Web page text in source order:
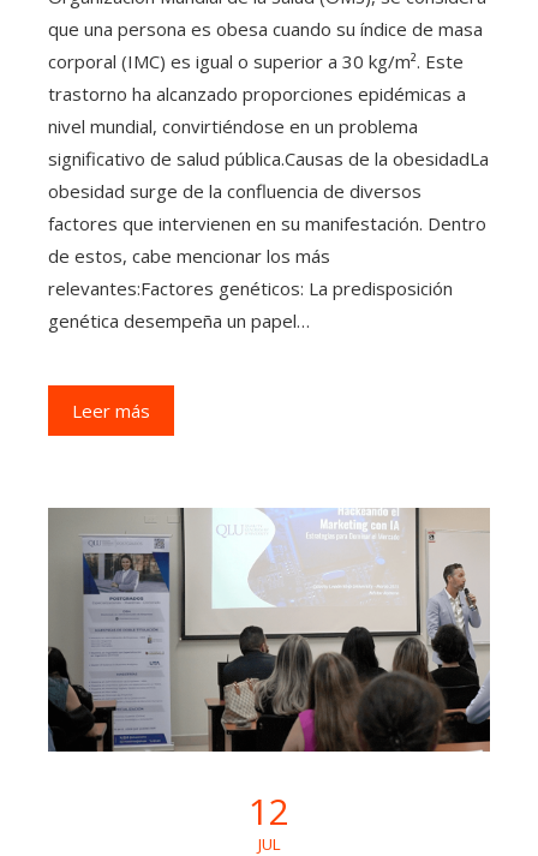
que una persona es obesa cuando su índice de masa
corporal (IMC) es igual o superior a 30 kg/m². Este
trastorno ha alcanzado proporciones epidémicas a
nivel mundial, convirtiéndose en un problema
significativo de salud pública.Causas de la obesidadLa
obesidad surge de la confluencia de diversos
factores que intervienen en su manifestación. Dentro
de estos, cabe mencionar los más
relevantes:Factores genéticos: La predisposición
genética desempeña un papel…
Leer más
12
JUL